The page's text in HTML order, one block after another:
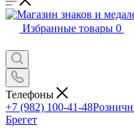
Избранные товары 0
Телефоны
+7 (982) 100-41-48
Брегет